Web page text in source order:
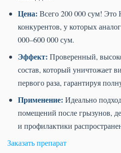
Цена: Всего 200 000 сум!
конкурентов, у которых
000–600 000 сум.
Эффект: Проверенный,
состав, который уничтожает
первого раза, гарантируя
Применение: Идеально
помещений после грызунов,
и профилактики
Заказать препарат